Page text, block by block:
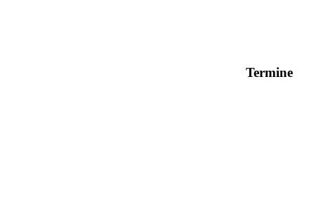
Termine